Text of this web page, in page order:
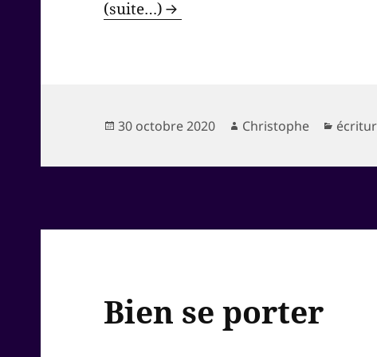
(suite…)
Publié
30 octobre 2020 Auteur
Christophe
Bien se porter